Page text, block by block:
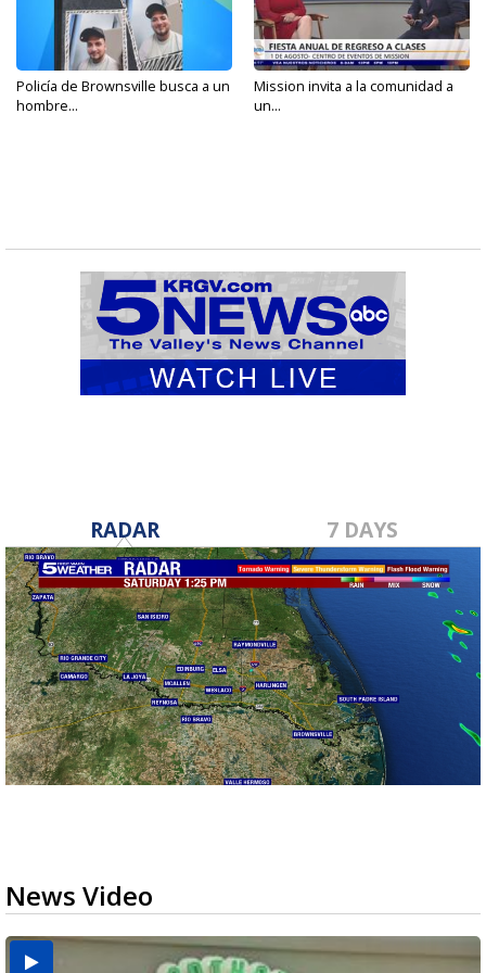
Policía de Brownsville busca a un
hombre...
Mission invita a la comunidad a
un...
RADAR 7 DAYS
News Video